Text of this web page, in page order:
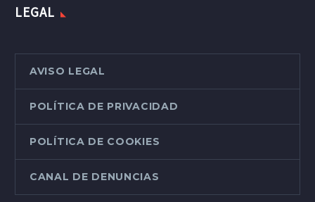
LEGAL
AVISO LEGAL
POLÍTICA DE PRIVACIDAD
POLÍTICA DE COOKIES
CANAL DE DENUNCIAS